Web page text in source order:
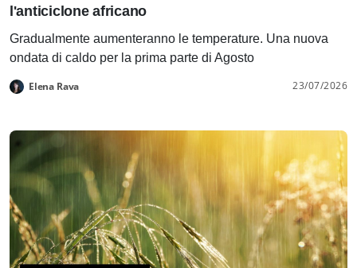
l'anticiclone africano
Gradualmente aumenteranno le temperature. Una nuova
ondata di caldo per la prima parte di Agosto
Elena Rava 23/07/2026